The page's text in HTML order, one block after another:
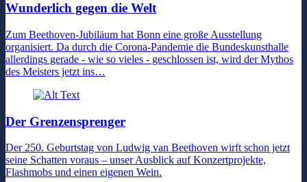
Wunderlich gegen die Welt
Zum Beethoven-Jubiläum hat Bonn eine große Ausstellung
organisiert. Da durch die Corona-Pandemie die Bundeskunsthalle
allerdings gerade - wie so vieles - geschlossen ist, wird der Mythos
des Meisters jetzt ins…
Der Grenzensprenger
Der 250. Geburtstag von Ludwig van Beethoven wirft schon jetzt
seine Schatten voraus – unser Ausblick auf Konzertprojekte,
Flashmobs und einen eigenen Wein.